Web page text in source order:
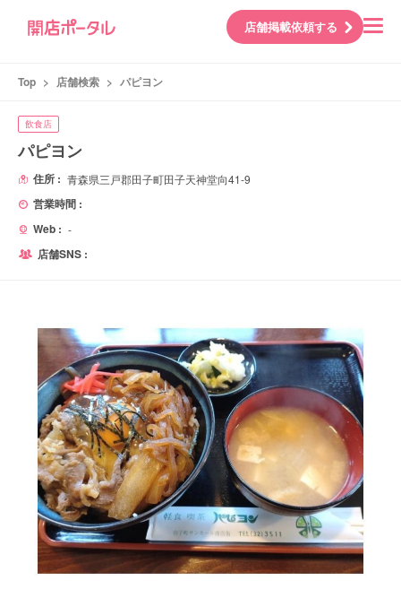
店舗掲載依頼する
Top > 店舗検索 > パピヨン
飲食店
パピヨン
住所 : 青森県三戸郡田子町田子天神堂向41-9
営業時間 :
Web : -
店舗SNS :